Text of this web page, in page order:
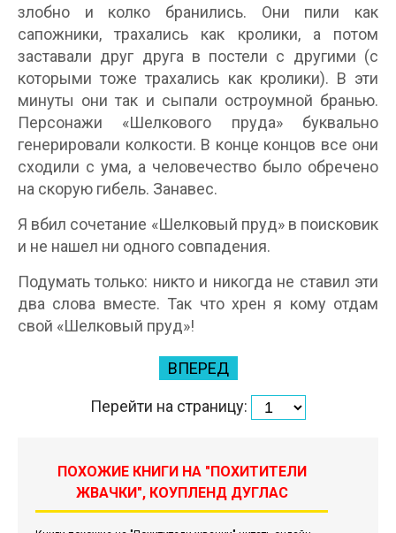
злобно и колко бранились. Они пили как
сапожники, трахались как кролики, а потом
заставали друг друга в постели с другими (с
которыми тоже трахались как кролики). В эти
минуты они так и сыпали остроумной бранью.
Персонажи «Шелкового пруда» буквально
генерировали колкости. В конце концов все они
сходили с ума, а человечество было обречено
на скорую гибель. Занавес.
Я вбил сочетание «Шелковый пруд» в поисковик
и не нашел ни одного совпадения.
Подумать только: никто и никогда не ставил эти
два слова вместе. Так что хрен я кому отдам
свой «Шелковый пруд»!
ВПЕРЕД
Перейти на страницу:
ПОХОЖИЕ КНИГИ НА "ПОХИТИТЕЛИ
ЖВАЧКИ", КОУПЛЕНД ДУГЛАС